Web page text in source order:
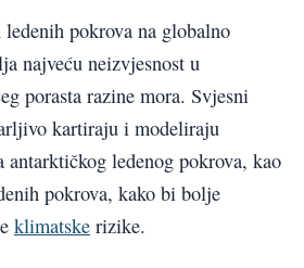
pokrova na globalno
najveću neizvjesnost u
porasta razine mora. Svjesni
kartiraju i modeliraju
antarktičkog ledenog pokrova, kao
pokrova, kako bi bolje
klimatske rizike.